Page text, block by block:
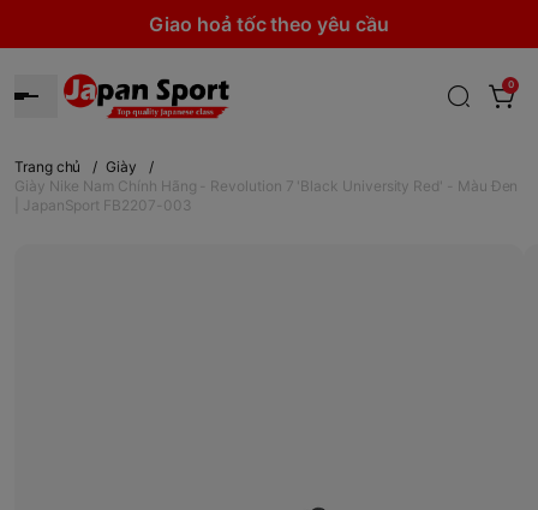
Giao hoả tốc theo yêu cầu
0
Trang chủ / Giày
/
Giày Nike Nam Chính Hãng - Revolution 7 'Black University Red' - Màu Đen
| JapanSport FB2207-003